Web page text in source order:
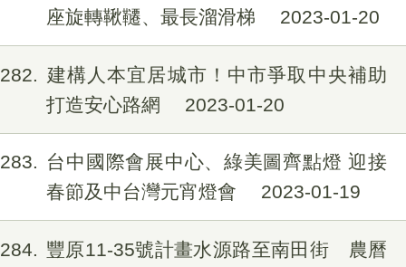
座旋轉鞦韆、最長溜滑梯
2023-01-20
建構人本宜居城市！中市爭取中央補助
打造安心路網
2023-01-20
台中國際會展中心、綠美圖齊點燈 迎接
春節及中台灣元宵燈會
2023-01-19
豐原11-35號計畫水源路至南田街 農曆